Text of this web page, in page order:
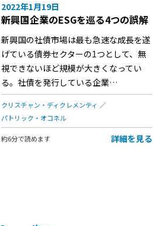
2022年1月19日
新興国企業のESGを巡る4つの誤解
新興国の社債市場は最も急速な成長を遂
げている債券セクターの1つとして、無
視できないほど規模が大きくなってい
る。社債を発行している企業…
クリスチャン・ディクレメンティ
パトリック・オコネル
約6分で読めます 詳細を見る